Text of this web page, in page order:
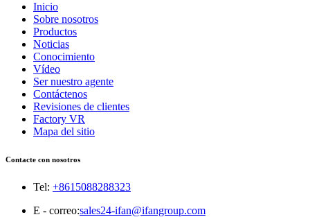
Inicio
Sobre nosotros
Productos
Noticias
Conocimiento
Vídeo
Ser nuestro agente
Contáctenos
Revisiones de clientes
Factory VR
Mapa del sitio
Contacte con nosotros
Tel: +8615088288323
E - correo:sales24-ifan@ifangroup.com